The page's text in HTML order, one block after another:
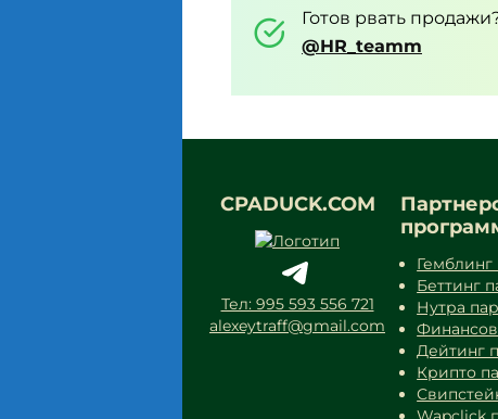
Готов рвать
@HR_teamm
CPADUCK.COM
Тел: 995 593 556 721
alexeytraff@gmail.com
Беттинг
Нутра
Дейтинг
Крипто